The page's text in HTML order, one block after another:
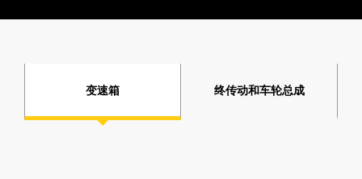
变速箱 终传动和车轮总成